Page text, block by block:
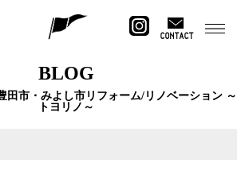
CONTACT
BLOG
田市・みよし市リフォーム/リノベーション ～
トヨリノ～